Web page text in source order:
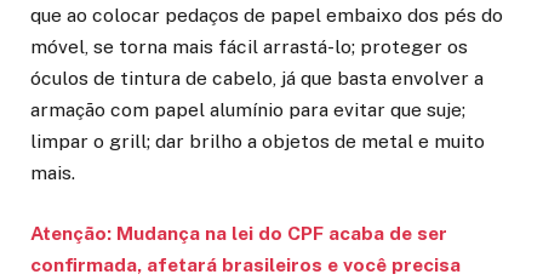
que ao colocar pedaços de papel embaixo dos pés do
móvel, se torna mais fácil arrastá-lo; proteger os
óculos de tintura de cabelo, já que basta envolver a
armação com papel alumínio para evitar que suje;
limpar o grill; dar brilho a objetos de metal e muito
mais.
Atenção: Mudança na lei do CPF acaba de ser
confirmada, afetará brasileiros e você precisa